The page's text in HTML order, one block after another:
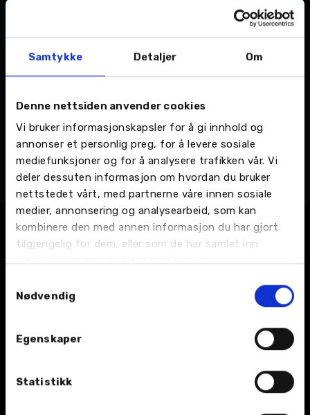
Samtykke Detaljer Om
Denne nettsiden anvender cookies
Vi bruker informasjonskapsler for å gi innhold og
annonser et personlig preg, for å levere sosiale
mediefunksjoner og for å analysere trafikken vår. Vi
deler dessuten informasjon om hvordan du bruker
nettstedet vårt, med partnerne våre innen sosiale
medier, annonsering og analysearbeid, som kan
kombinere den med annen informasjon du har gjort
tilgjengelig for dem, eller som de har samlet inn
gjennom din bruk av tjenestene deres.
Nødvendig
Egenskaper
Statistikk
Narvik - Ankenesveien 1, Kunderådgivere
76 96 78 00
Send en e-post